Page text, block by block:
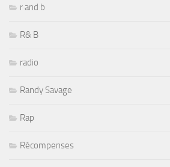
r and b
R& B
radio
Randy Savage
Rap
Récompenses